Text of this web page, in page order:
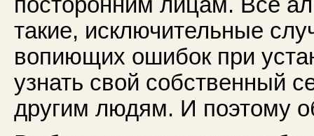
такие, исключительные
вопиющих ошибок при
узнать свой собственный
другим людям. И поэтому